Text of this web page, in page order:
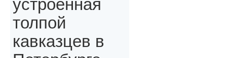
устроенная
толпой
кавказцев в